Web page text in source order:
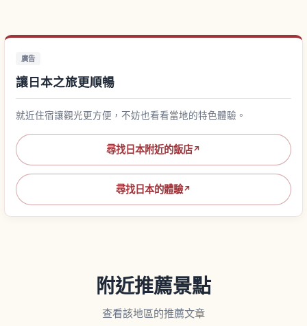
廣告
讓日本之旅更順暢
就近住宿讓觀光更方便，不妨也看看當地的特色體驗。
尋找日本附近的飯店↗
尋找日本的體驗↗
附近推薦景點
查看該地區的推薦文章